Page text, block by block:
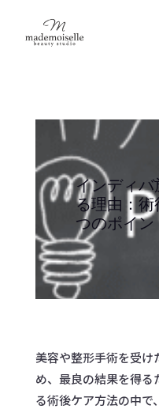
インディ
る理由：
つのポイン
美容や整形手術を受け
め、最良の結果を得る
る術後ケア方法の中